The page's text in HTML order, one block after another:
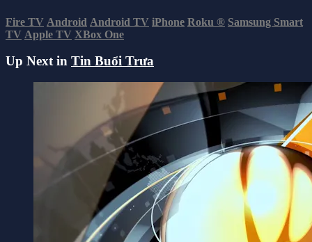
Fire TV Android Android TV iPhone Roku ® Samsung Smart
TV Apple TV XBox One
Up Next in Tin Buổi Trưa